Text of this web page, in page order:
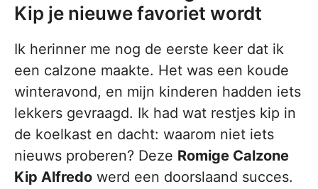
Kip je nieuwe favoriet wordt
Ik herinner me nog de eerste keer dat ik
een calzone maakte. Het was een koude
winteravond, en mijn kinderen hadden iets
lekkers gevraagd. Ik had wat restjes kip in
de koelkast en dacht: waarom niet iets
nieuws proberen? Deze Romige Calzone
Kip Alfredo werd een doorslaand succes.